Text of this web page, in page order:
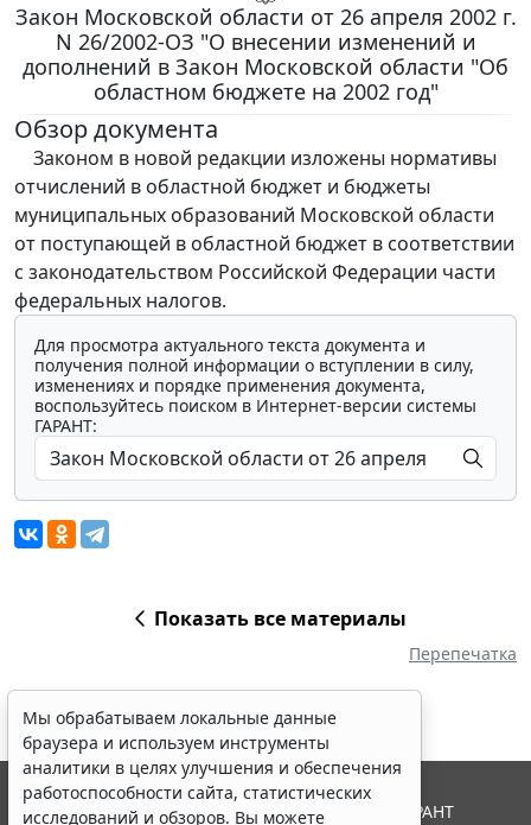
Закон Московской области от 26 апреля 2002 г.
N 26/2002-ОЗ "О внесении изменений и
дополнений в Закон Московской области "Об
областном бюджете на 2002 год"
Обзор документа
Законом в новой редакции изложены нормативы
отчислений в областной бюджет и бюджеты
муниципальных образований Московской области
от поступающей в областной бюджет в соответствии
с законодательством Российской Федерации части
федеральных налогов.
Для просмотра актуального текста документа и
получения полной информации о вступлении в силу,
изменениях и порядке применения документа,
воспользуйтесь поиском в Интернет-версии системы
ГАРАНТ:
Показать все материалы
Перепечатка
Мы обрабатываем локальные данные
браузера и используем инструменты
аналитики в целях улучшения и обеспечения
работоспособности сайта, статистических
исследований и обзоров. Вы можете
© ООО "НПП "ГАРАНТ-СЕРВИС", 2026. Система ГАРАНТ